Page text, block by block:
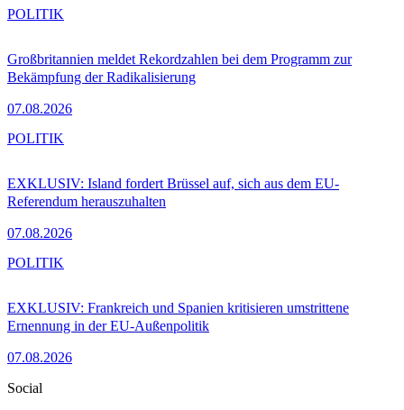
Großbritannien meldet Rekordzahlen bei dem Programm zur
Bekämpfung der Radikalisierung
07.08.2026
POLITIK
EXKLUSIV: Island fordert Brüssel auf, sich aus dem EU-
Referendum herauszuhalten
07.08.2026
POLITIK
EXKLUSIV: Frankreich und Spanien kritisieren umstrittene
Ernennung in der EU-Außenpolitik
07.08.2026
POLITIK
Social